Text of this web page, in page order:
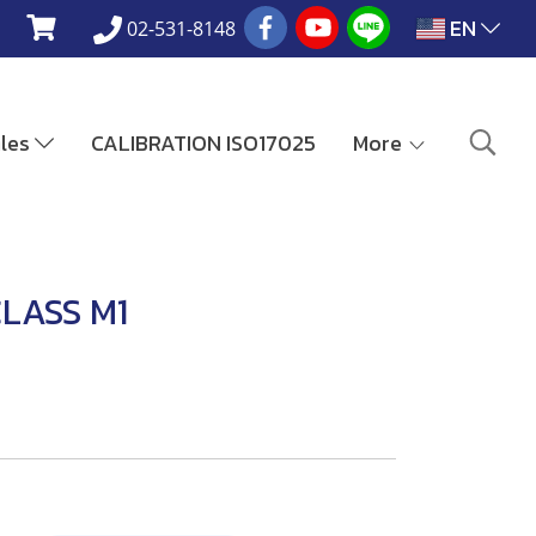
02-531-8148 EN
CALIBRATION ISO17025 More
M1